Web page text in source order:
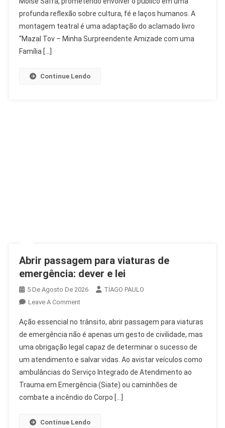
Estreia
No
Teatro
Moise
profunda reflexão sobre cultura, fé e laços humanos. A
montagem teatral é uma adaptação do aclamado livro
“Mazal Tov – Minha Surpreendente Amizade com uma
Família […]
Continue Lendo
Abrir passagem para viaturas de
emergência: dever e lei
5 De Agosto De 2026
TIAGO PAULO
Leave A CommentOn
Passagem
Para
Viaturas
De
Emergência:
Dever
Ação essencial no trânsito, abrir passagem para viaturas
de emergência não é apenas um gesto de civilidade, mas
uma obrigação legal capaz de determinar o sucesso de
um atendimento e salvar vidas. Ao avistar veículos como
ambulâncias do Serviço Integrado de Atendimento ao
Trauma em Emergência (Siate) ou caminhões de
combate a incêndio do Corpo […]
Continue Lendo